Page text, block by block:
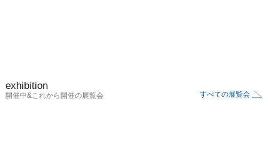
exhibition
開催中&これから開催の展覧会 すべての展覧会